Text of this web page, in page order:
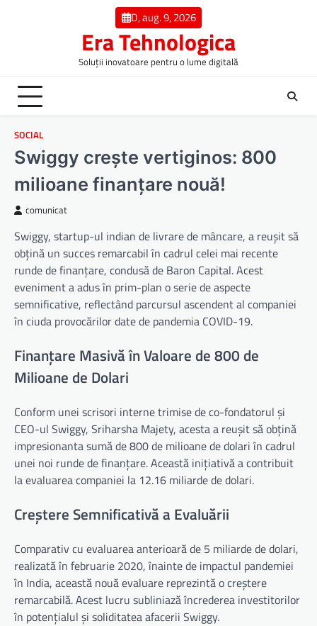
D, aug. 9, 2026
Era Tehnologica
Soluții inovatoare pentru o lume digitală
SOCIAL
Swiggy crește vertiginos: 800
milioane finanțare nouă!
comunicat
Swiggy, startup-ul indian de livrare de mâncare, a reușit să
obțină un succes remarcabil în cadrul celei mai recente
runde de finanțare, condusă de Baron Capital. Acest
eveniment a adus în prim-plan o serie de aspecte
semnificative, reflectând parcursul ascendent al companiei
în ciuda provocărilor date de pandemia COVID-19.
Finanțare Masivă în Valoare de 800 de
Milioane de Dolari
Conform unei scrisori interne trimise de co-fondatorul și
CEO-ul Swiggy, Sriharsha Majety, acesta a reușit să obțină
impresionanta sumă de 800 de milioane de dolari în cadrul
unei noi runde de finanțare. Această inițiativă a contribuit
la evaluarea companiei la 12.16 miliarde de dolari.
Creștere Semnificativă a Evaluării
Comparativ cu evaluarea anterioară de 5 miliarde de dolari,
realizată în februarie 2020, înainte de impactul pandemiei
în India, această nouă evaluare reprezintă o creștere
remarcabilă. Acest lucru subliniază încrederea investitorilor
în potențialul și soliditatea afacerii Swiggy.